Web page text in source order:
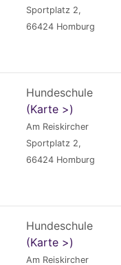
Sportplatz 2,
66424 Homburg
Hundeschule
(Karte >)
Am Reiskircher
Sportplatz 2,
66424 Homburg
Hundeschule
(Karte >)
Am Reiskircher